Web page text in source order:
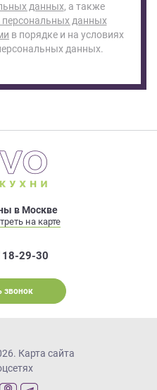
данных, а также
персональных данных
в порядке и на условиях
данных.
в Москве
на карте
29-30
звонок
Карта сайта